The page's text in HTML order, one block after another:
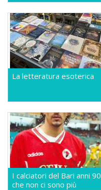
La letteratura esoterica
I calciatori del Bari anni 90
che non ci sono più